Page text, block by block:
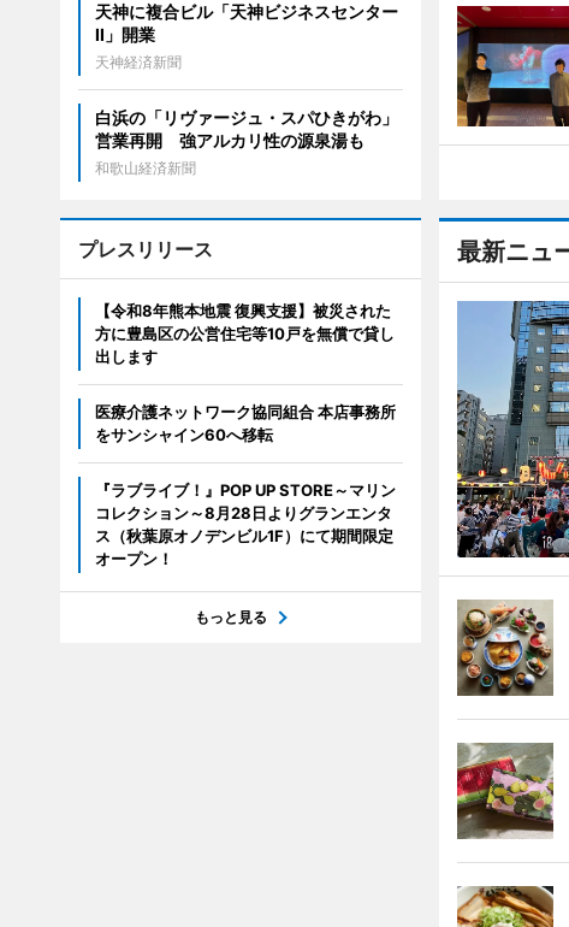
最新ニュ
天神に複合ビル「天神ビジネスセンター
II」開業
天神経済新聞
白浜の「リヴァージュ・スパひきがわ」
営業再開 強アルカリ性の源泉湯も
和歌山経済新聞
プレスリリース
【令和8年熊本地震 復興支援】被災された
方に豊島区の公営住宅等10戸を無償で貸し
出します
医療介護ネットワーク協同組合 本店事務所
をサンシャイン60へ移転
『ラブライブ！』POP UP STORE～マリン
コレクション～8月28日よりグランエンタ
ス（秋葉原オノデンビル1F）にて期間限定
オープン！
もっと見る